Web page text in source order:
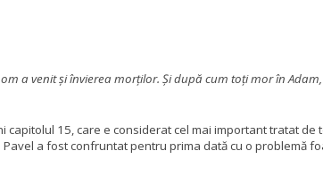
a venit şi învierea morţilor. Şi după cum toţi mor în
15, care e considerat cel mai important tratat
a fost confruntat pentru prima dată cu o problemă